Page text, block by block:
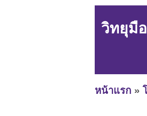
วิทยุมื
หน้าแรก »